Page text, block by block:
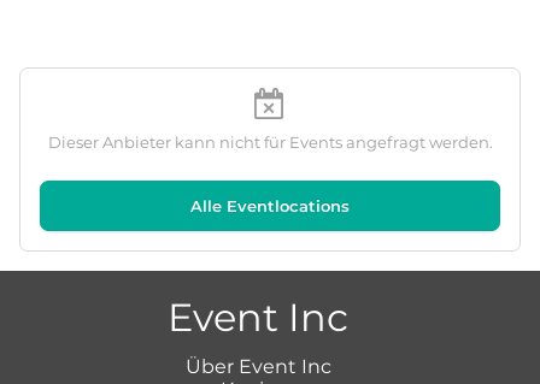
Dieser Anbieter kann nicht für Events angefragt werden.
Alle Eventlocations
Event Inc
Über Event Inc